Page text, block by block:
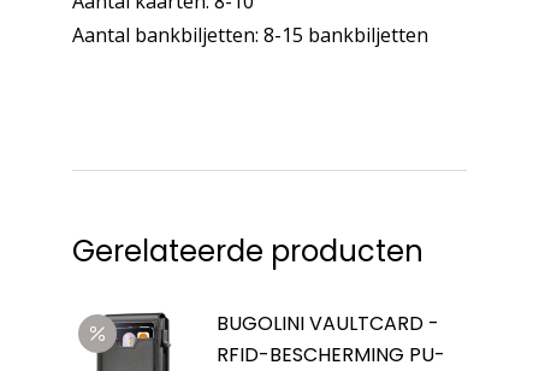
Aantal bankbiljetten: 8-15 bankbiljetten
Gerelateerde producten
BUGOLINI VAULTCARD -
RFID-BESCHERMING PU-